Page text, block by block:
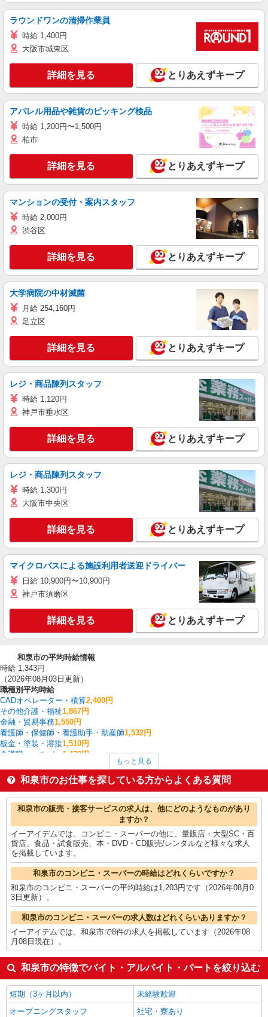
ラウンドワンの清掃作業員
時給 1,400円
大阪市城東区
詳細を見る とりあえずキープ
アパレル用品や雑貨のピッキング検品
時給 1,200円〜1,500円
柏市
詳細を見る とりあえずキープ
マンションの受付・案内スタッフ
時給 2,000円
渋谷区
詳細を見る とりあえずキープ
大学病院の中材滅菌
月給 254,160円
足立区
詳細を見る とりあえずキープ
レジ・商品陳列スタッフ
時給 1,120円
神戸市垂水区
詳細を見る とりあえずキープ
レジ・商品陳列スタッフ
時給 1,300円
大阪市中央区
詳細を見る とりあえずキープ
マイクロバスによる施設利用者送迎ドライバー
日給 10,900円〜10,900円
神戸市須磨区
詳細を見る とりあえずキープ
和泉市の平均時給情報
時給 1,343円
（2026年08月03日更新）
職種別平均時給
CADオペレーター・積算2,400円
その他介護・福祉1,867円
金融・貿易事務1,550円
看護師・保健師・看護助手・助産師1,532円
板金・塗装・溶接1,510円
介護職・ヘルパー 1,478円
1,450円
家電・携帯販売1,449円
保育士・保育補助1,435円
フォークリフト1,417円
和泉市の他の職種の平均時給を見る
もっと見る
和泉市のお仕事を探している方からよくある質問
和泉市の販売・接客サービスの求人は、他にどのようなものがあり
ますか？
イーアイデムでは、コンビニ・スーパーの他に、量販店・大型SC・百
貨店、食品・試食販売、本・DVD・CD販売/レンタルなど様々な求人
を掲載しています。
和泉市のコンビニ・スーパーの時給はどれくらいですか？
和泉市のコンビニ・スーパーの平均時給は1,203円です（2026年08月0
3日更新）。
和泉市のコンビニ・スーパーの求人数はどれくらいありますか？
イーアイデムでは、和泉市で8件の求人を掲載しています（2026年08
月08日現在）。
和泉市の特徴でバイト・アルバイト・パートを絞り込む
短期（3ヶ月以内）
未経験歓迎
オープニングスタッフ
社宅・寮あり